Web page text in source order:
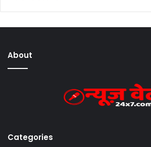
About
Categories